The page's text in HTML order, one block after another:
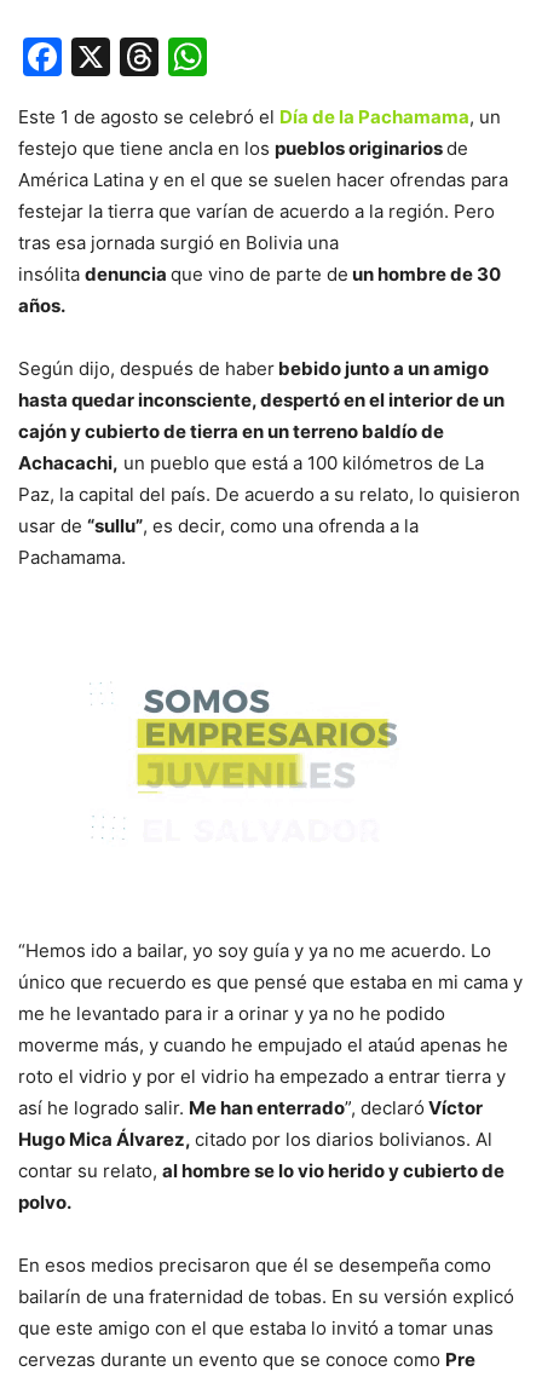
Facebook
X Threads
Este 1 de agosto se celebró el Día de la Pachamama, un
festejo que tiene ancla en los pueblos originariosde
América Latina y en el que se suelen hacer ofrendas para
festejar la tierra que varían de acuerdo a la región. Pero
tras esa jornada surgió en Bolivia una
insólita denuncia que vino de parte de un hombre de 30
años.
Según dijo, después de haber bebido junto a un amigo
hasta quedar inconsciente, despertó en el interior de un
cajón y cubierto de tierra en un terreno baldío de
Achacachi, un pueblo que está a 100 kilómetros de La
Paz, la capital del país. De acuerdo a su relato, lo quisieron
usar de “sullu”, es decir, como una ofrenda a la
Pachamama.
“Hemos ido a bailar, yo soy guía y ya no me acuerdo. Lo
único que recuerdo es que pensé que estaba en mi cama y
me he levantado para ir a orinar y ya no he podido
moverme más, y cuando he empujado el ataúd apenas he
roto el vidrio y por el vidrio ha empezado a entrar tierra y
así he logrado salir. Me han enterrado”, declaró Víctor
Hugo Mica Álvarez, citado por los diarios bolivianos. Al
contar su relato, al hombre se lo vio herido y cubierto de
polvo.
En esos medios precisaron que él se desempeña como
bailarín de una fraternidad de tobas. En su versión explicó
que este amigo con el que estaba lo invitó a tomar unas
cervezas durante un evento que se conoce como Pre